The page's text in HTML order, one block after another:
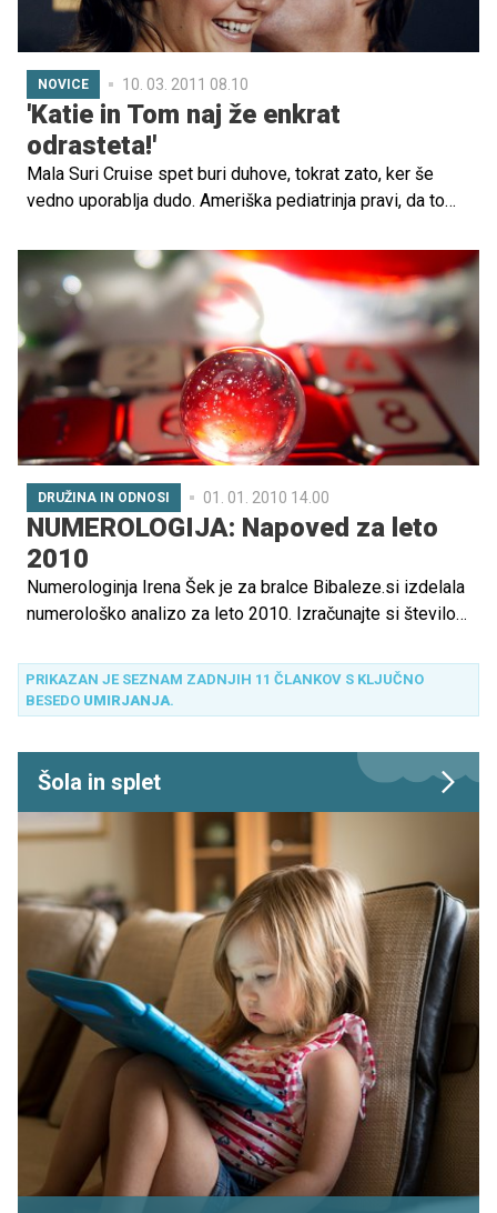
NOVICE 10. 03. 2011 08.10
'Katie in Tom naj že enkrat
odrasteta!'
Mala Suri Cruise spet buri duhove, tokrat zato, ker še
vedno uporablja dudo. Ameriška pediatrinja pravi, da to
nista pripravljena odrasti.
DRUŽINA IN ODNOSI 01. 01. 2010 14.00
NUMEROLOGIJA: Napoved za leto
2010
Numerologinja Irena Šek je za bralce Bibaleze.si izdelala
numerološko analizo za leto 2010. Izračunajte si število
PRIKAZAN JE SEZNAM ZADNJIH 11 ČLANKOV S KLJUČNO
BESEDO UMIRJANJA.
Šola in splet